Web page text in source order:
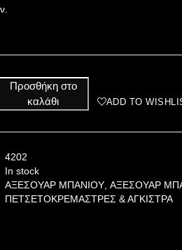
Προσθήκη στο
καλάθι
ADD TO
4202
In stock
ΑΞΕΣΟΥΑΡ ΜΠΑΝΙΟΥ, ΑΞΕΣΟΥΑΡ
ΠΕΤΣΕΤΟΚΡΕΜΑΣΤΡΕΣ & ΑΓΚΙΣΤΡΑ